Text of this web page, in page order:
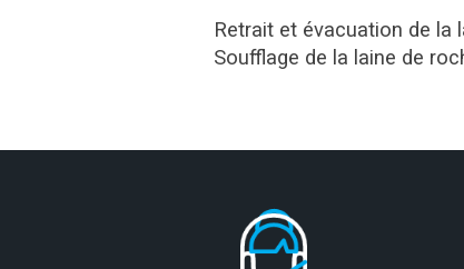
Retrait et évacuation de la
Soufflage de la laine de